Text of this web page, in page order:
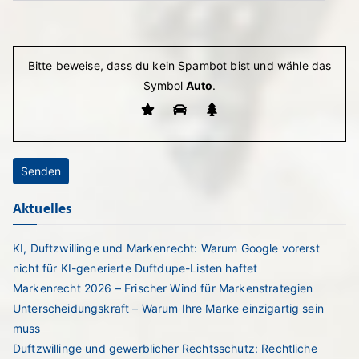
Bitte beweise, dass du kein Spambot bist und wähle das
Symbol Auto.
Aktuelles
KI, Duftzwillinge und Markenrecht: Warum Google vorerst
nicht für KI-generierte Duftdupe-Listen haftet
Markenrecht 2026 – Frischer Wind für Markenstrategien
Unterscheidungskraft – Warum Ihre Marke einzigartig sein
muss
Duftzwillinge und gewerblicher Rechtsschutz: Rechtliche